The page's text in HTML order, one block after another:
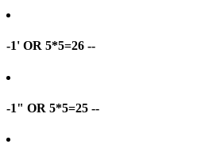
-1' OR 5*5=26 --
-1" OR 5*5=25 --